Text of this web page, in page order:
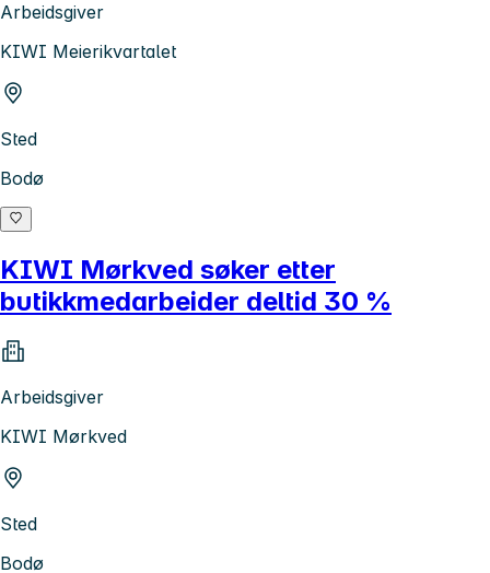
Arbeidsgiver
KIWI Meierikvartalet
Sted
Bodø
KIWI Mørkved søker etter
butikkmedarbeider deltid 30 %
Arbeidsgiver
KIWI Mørkved
Sted
Bodø